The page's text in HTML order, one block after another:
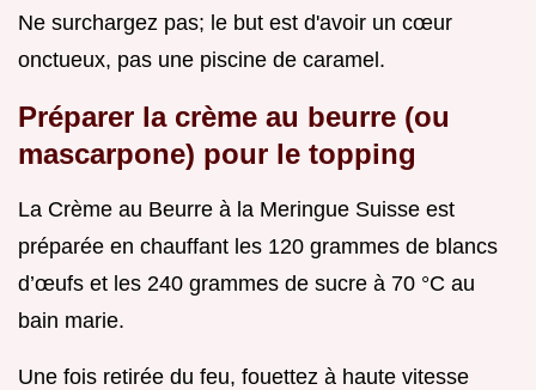
Ne surchargez pas; le but est d'avoir un cœur
onctueux, pas une piscine de caramel.
Préparer la crème au beurre (ou
mascarpone) pour le topping
La Crème au Beurre à la Meringue Suisse est
préparée en chauffant les 120 grammes de blancs
d’œufs et les 240 grammes de sucre à 70 °C au
bain marie.
Une fois retirée du feu, fouettez à haute vitesse